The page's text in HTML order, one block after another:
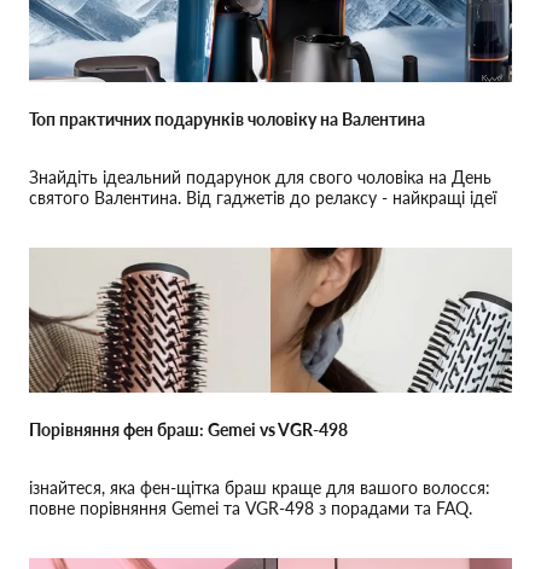
Топ практичних подарунків чоловіку на Валентина
Знайдіть ідеальний подарунок для свого чоловіка на День
святого Валентина. Від гаджетів до релаксу - найкращі ідеї
Порівняння фен браш: Gemei vs VGR-498
ізнайтеся, яка фен-щітка браш краще для вашого волосся:
повне порівняння Gemei та VGR-498 з порадами та FAQ.